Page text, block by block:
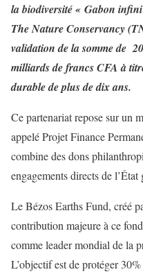
la biodiversité « Gabon
The Nature Conservancy
validation de la somme de
milliards de francs CFA à
durable de plus de dix ans.
Ce partenariat repose sur un
appelé Projet Finance
combine des dons
engagements directs de l’État
Le Bézos Earths Fund, créé
contribution majeure à ce
comme leader mondial de la
L’objectif est de protéger